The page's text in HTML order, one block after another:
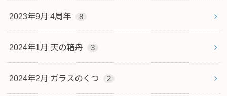
2023年9月 4周年 8
2024年1月 天の箱舟 3
2024年2月 ガラスのくつ 2